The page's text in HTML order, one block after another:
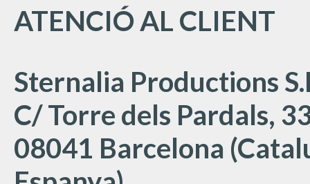
ATENCIÓ AL CLIENT
Sternalia Productions
C/ Torre dels Pardals,
08041 Barcelona